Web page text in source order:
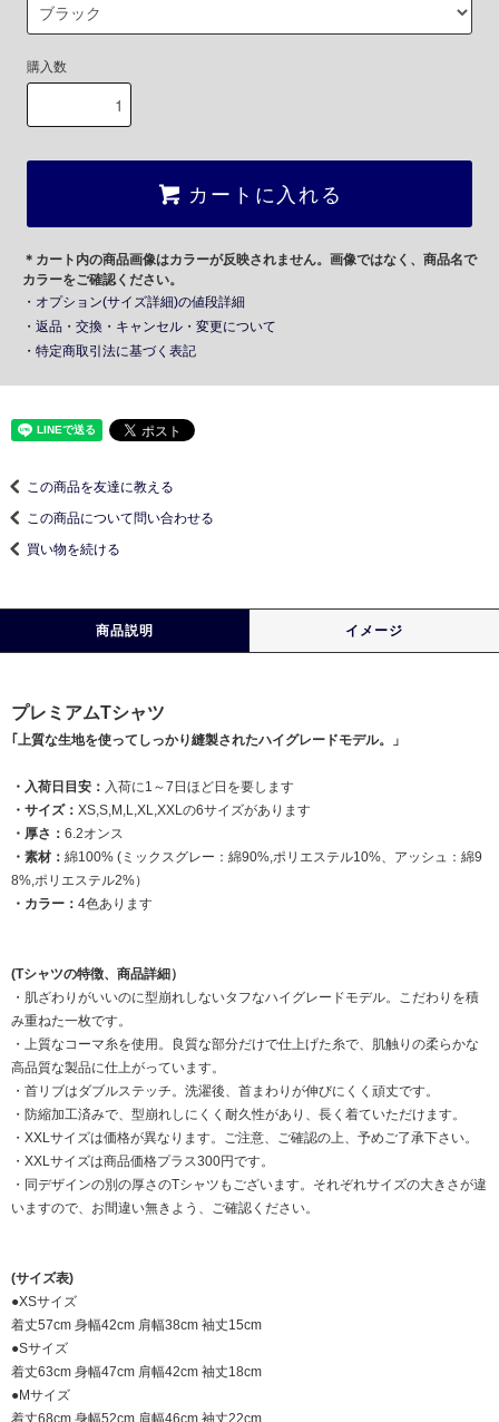
購入数
カートに入れる
＊カート内の商品画像はカラーが反映されません。画像ではなく、商品名で
カラーをご確認ください。
・オプション(サイズ詳細)の値段詳細
・返品・交換・キャンセル・変更について
・特定商取引法に基づく表記
この商品を友達に教える
この商品について問い合わせる
買い物を続ける
商品説明 イメージ
プレミアムTシャツ
｢上質な生地を使ってしっかり縫製されたハイグレードモデル。」
・入荷日目安： 入荷に1～7日ほど日を要します
・サイズ： XS,S,M,L,XL,XXLの6サイズがあります
・厚さ： 6.2オンス
・素材： 綿100% (ミックスグレー：綿90%,ポリエステル10%、アッシュ：綿9
8%,ポリエステル2%）
・カラー： 4色あります
(Tシャツの特徴、商品詳細）
・肌ざわりがいいのに型崩れしないタフなハイグレードモデル。こだわりを積
み重ねた一枚です。
・上質なコーマ糸を使用。良質な部分だけで仕上げた糸で、肌触りの柔らかな
高品質な製品に仕上がっています。
・首リブはダブルステッチ。洗濯後、首まわりが伸びにくく頑丈です。
・防縮加工済みで、型崩れしにくく耐久性があり、長く着ていただけます。
・XXLサイズは価格が異なります。ご注意、ご確認の上、予めご了承下さい。
・XXLサイズは商品価格プラス300円です。
・同デザインの別の厚さのTシャツもございます。それぞれサイズの大きさが違
いますので、お間違い無きよう、ご確認ください。
(サイズ表)
●XSサイズ
着丈57cm 身幅42cm 肩幅38cm 袖丈15cm
●Sサイズ
着丈63cm 身幅47cm 肩幅42cm 袖丈18cm
●Mサイズ
着丈68cm 身幅52cm 肩幅46cm 袖丈22cm